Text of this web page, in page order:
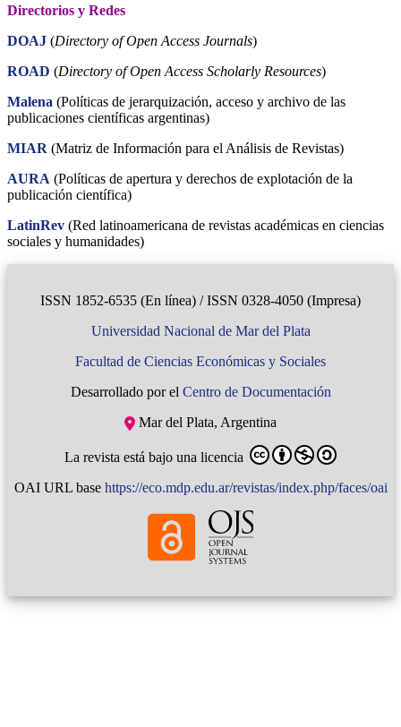
Directorios y Redes
DOAJ (Directory of Open Access Journals)
ROAD (Directory of Open Access Scholarly Resources)
Malena (Políticas de jerarquización, acceso y archivo de las
publicaciones científicas argentinas)
MIAR (Matriz de Información para el Análisis de Revistas)
AURA (Políticas de apertura y derechos de explotación de la
publicación científica)
LatinRev (Red latinoamericana de revistas académicas en ciencias
sociales y humanidades)
ISSN 1852-6535 (En línea) / ISSN 0328-4050 (Impresa)
Universidad Nacional de Mar del Plata
Facultad de Ciencias Económicas y Sociales
Desarrollado por el Centro de Documentación
Mar del Plata, Argentina
La revista está bajo una licencia
OAI URL base https://eco.mdp.edu.ar/revistas/index.php/faces/oai